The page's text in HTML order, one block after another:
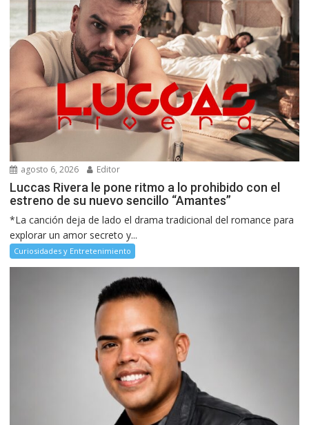
agosto 6, 2026 Editor
Luccas Rivera le pone ritmo a lo prohibido con el
estreno de su nuevo sencillo “Amantes”
*La canción deja de lado el drama tradicional del romance para
explorar un amor secreto y...
Curiosidades y Entretenimiento